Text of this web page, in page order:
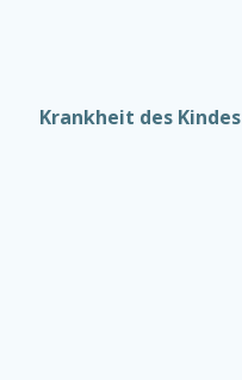
Krankheit des Kindes